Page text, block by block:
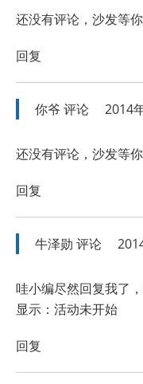
还没有评论，沙发等
回复
你爷 评论 2014
还没有评论，沙发等
回复
牛泽勋 评论
哇小编尽然回复我了
显示：活动未开始
回复